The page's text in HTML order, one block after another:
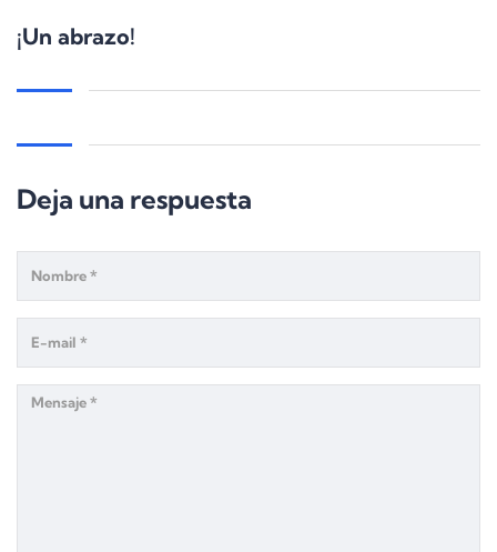
¡Un abrazo!
Deja una respuesta